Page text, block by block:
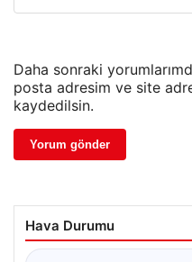
Daha sonraki
posta adresim ve site
kaydedilsin.
Hava Durumu